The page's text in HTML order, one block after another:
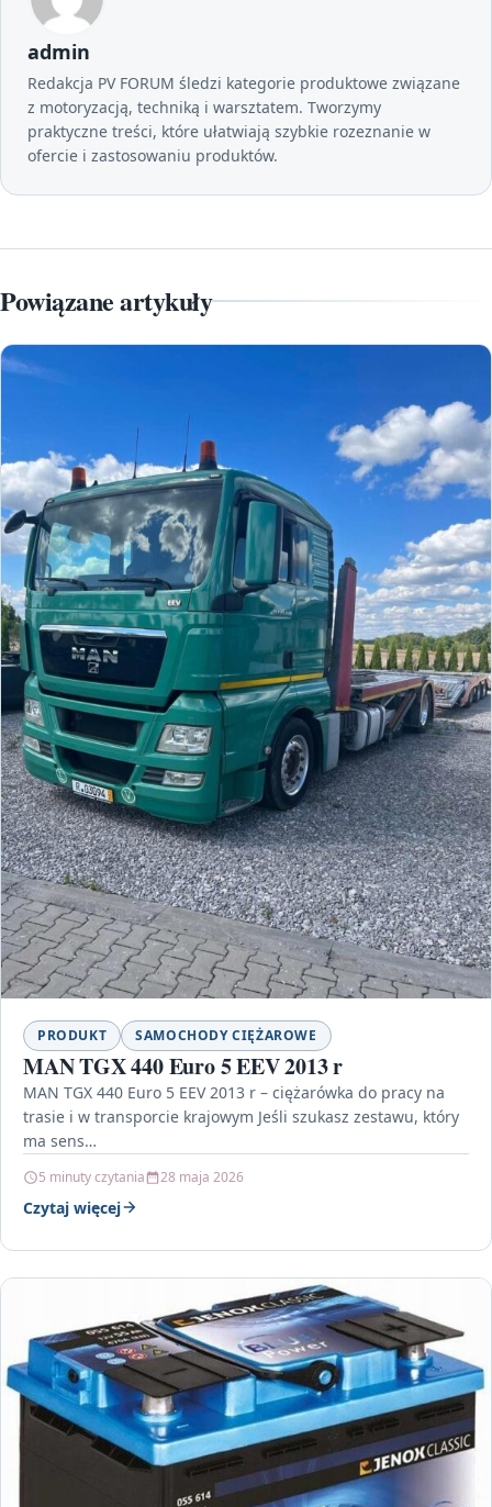
admin
Redakcja PV FORUM śledzi kategorie produktowe związane
z motoryzacją, techniką i warsztatem. Tworzymy
praktyczne treści, które ułatwiają szybkie rozeznanie w
ofercie i zastosowaniu produktów.
Powiązane artykuły
PRODUKT SAMOCHODY CIĘŻAROWE
MAN TGX 440 Euro 5 EEV 2013 r
MAN TGX 440 Euro 5 EEV 2013 r – ciężarówka do pracy na
trasie i w transporcie krajowym Jeśli szukasz zestawu, który
ma sens…
5 minuty czytania 28 maja 2026
Czytaj więcej